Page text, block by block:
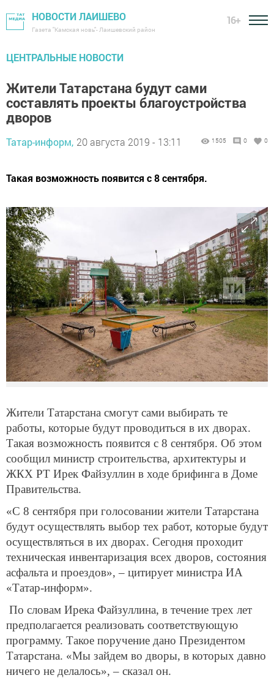
НОВОСТИ ЛАИШЕВО
Газета "Камская новь"- Лаишевский район
16+
ЦЕНТРАЛЬНЫЕ НОВОСТИ
Жители Татарстана будут сами
составлять проекты благоустройства
дворов
Татар-информ, 20 августа 2019 - 13:11 1505 0 0
Такая возможность появится с 8 сентября.
Жители Татарстана смогут сами выбирать те
работы, которые будут проводиться в их дворах.
Такая возможность появится с 8 сентября. Об этом
сообщил министр строительства, архитектуры и
ЖКХ РТ Ирек Файзуллин в ходе брифинга в Доме
Правительства.
«С 8 сентября при голосовании жители Татарстана
будут осуществлять выбор тех работ, которые будут
осуществляться в их дворах. Сегодня проходит
техническая инвентаризация всех дворов, состояния
асфальта и проездов», – цитирует министра ИА
«Татар-информ».
По словам Ирека Файзуллина, в течение трех лет
предполагается реализовать соответствующую
программу. Такое поручение дано Президентом
Татарстана. «Мы зайдем во дворы, в которых давно
ничего не делалось», – сказал он.